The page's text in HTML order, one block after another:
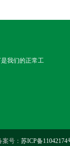
我们的正常工
号： 苏ICP备11042174